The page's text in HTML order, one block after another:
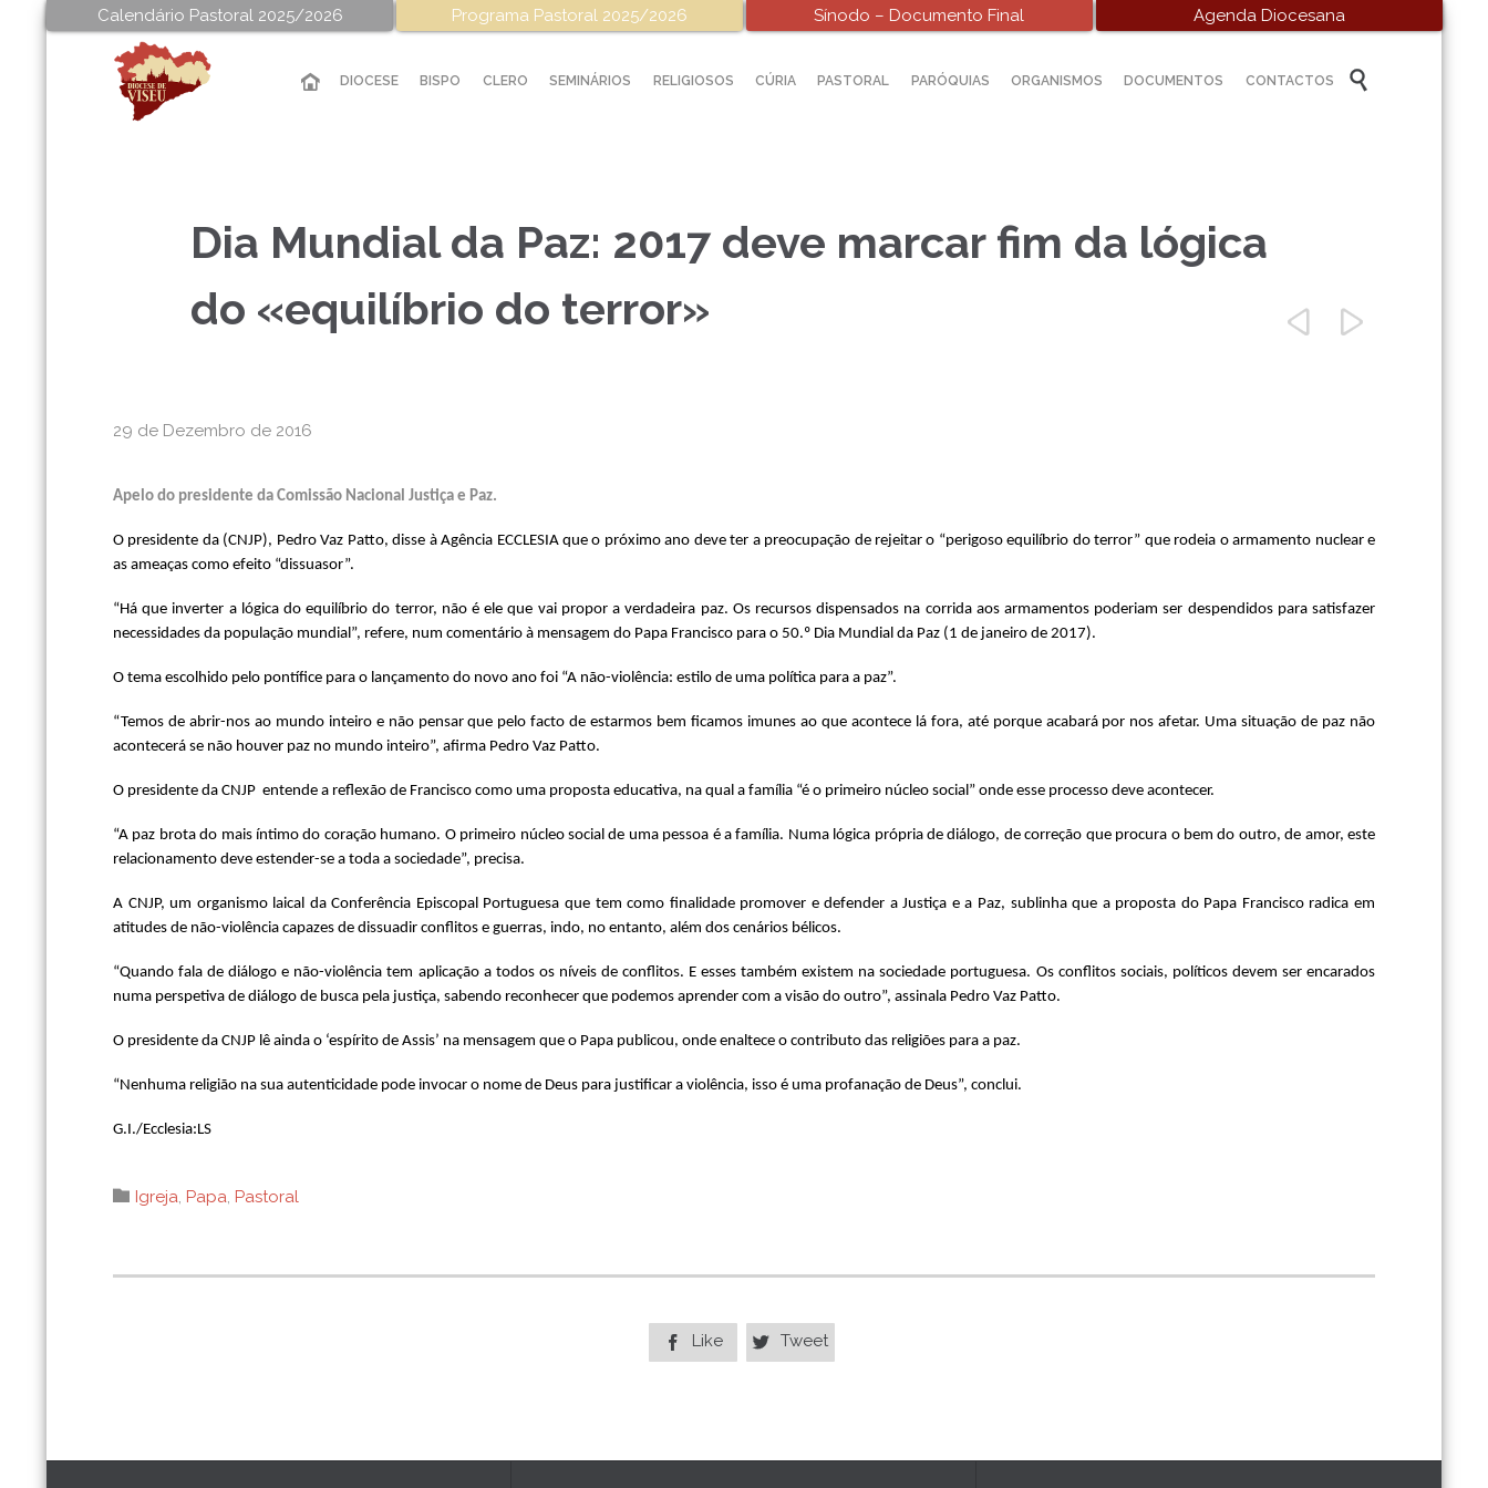
Calendário Pastoral 2025/2026 Programa Pastoral 2025/2026 Sínodo – Documento Final Agenda Diocesana
Skip
to
DIOCESE BISPO CLERO SEMINÁRIOS RELIGIOSOS CÚRIA PASTORAL PARÓQUIAS ORGANISMOS DOCUMENTOS CONTACTOS 
Dia Mundial da Paz: 2017 deve marcar fim da lógica
do «equilíbrio do terror»
 
29 de Dezembro de 2016
Apelo do presidente da Comissão Nacional Justiça e Paz.
O presidente da (CNJP), Pedro Vaz Patto, disse à Agência ECCLESIA que o próximo ano deve ter a preocupação de rejeitar o “perigoso equilíbrio do terror” que rodeia o armamento nuclear e
as ameaças como efeito “dissuasor”.
“Há que inverter a lógica do equilíbrio do terror, não é ele que vai propor a verdadeira paz. Os recursos dispensados na corrida aos armamentos poderiam ser despendidos para satisfazer
necessidades da população mundial”, refere, num comentário à mensagem do Papa Francisco para o 50.º Dia Mundial da Paz (1 de janeiro de 2017).
O tema escolhido pelo pontífice para o lançamento do novo ano foi “A não-violência: estilo de uma política para a paz”.
“Temos de abrir-nos ao mundo inteiro e não pensar que pelo facto de estarmos bem ficamos imunes ao que acontece lá fora, até porque acabará por nos afetar. Uma situação de paz não
acontecerá se não houver paz no mundo inteiro”, afirma Pedro Vaz Patto.
O presidente da CNJP entende a reflexão de Francisco como uma proposta educativa, na qual a família “é o primeiro núcleo social” onde esse processo deve acontecer.
“A paz brota do mais íntimo do coração humano. O primeiro núcleo social de uma pessoa é a família. Numa lógica própria de diálogo, de correção que procura o bem do outro, de amor, este
relacionamento deve estender-se a toda a sociedade”, precisa.
A CNJP, um organismo laical da Conferência Episcopal Portuguesa que tem como finalidade promover e defender a Justiça e a Paz, sublinha que a proposta do Papa Francisco radica em
atitudes de não-violência capazes de dissuadir conflitos e guerras, indo, no entanto, além dos cenários bélicos.
“Quando fala de diálogo e não-violência tem aplicação a todos os níveis de conflitos. E esses também existem na sociedade portuguesa. Os conflitos sociais, políticos devem ser encarados
numa perspetiva de diálogo de busca pela justiça, sabendo reconhecer que podemos aprender com a visão do outro”, assinala Pedro Vaz Patto.
O presidente da CNJP lê ainda o ‘espírito de Assis’ na mensagem que o Papa publicou, onde enaltece o contributo das religiões para a paz.
“Nenhuma religião na sua autenticidade pode invocar o nome de Deus para justificar a violência, isso é uma profanação de Deus”, conclui.
G.I./Ecclesia:LS
 Category
Igreja, Papa, Pastoral
 Like  Tweet